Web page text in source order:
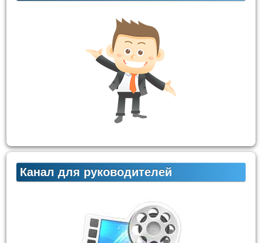
Канал для руководителей